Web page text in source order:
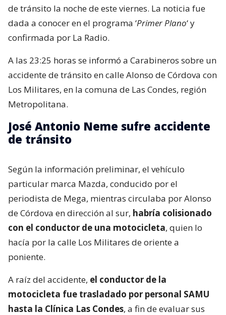
de tránsito la noche de este viernes. La noticia fue
dada a conocer en el programa ‘Primer Plano‘ y
confirmada por La Radio.
A las 23:25 horas se informó a Carabineros sobre un
accidente de tránsito en calle Alonso de Córdova con
Los Militares, en la comuna de Las Condes, región
Metropolitana.
José Antonio Neme sufre accidente
de tránsito
Según la información preliminar, el vehículo
particular marca Mazda, conducido por el
periodista de Mega, mientras circulaba por Alonso
de Córdova en dirección al sur, habría colisionado
con el conductor de una motocicleta, quien lo
hacía por la calle Los Militares de oriente a
poniente.
A raíz del accidente, el conductor de la
motocicleta fue trasladado por personal SAMU
hasta la Clínica Las Condes, a fin de evaluar sus